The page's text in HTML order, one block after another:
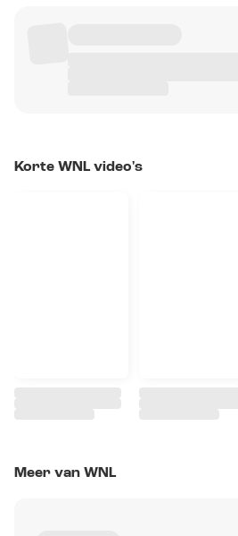
Korte WNL video's
Meer van WNL